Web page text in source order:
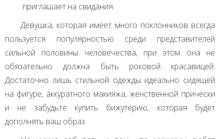
приглашает на свидания.
Девушка, которая имеет много поклонников всегда
пользуется популярностью среди представителей
сильной половины человечества, при этом она не
обязательно должна быть роковой красавицей.
Достаточно лишь стильной одежды идеально сидящей
на фигуре, аккуратного макияжа, женственной прически
и не забудьте купить бижутерию, которая будет
дополнять ваш образ.